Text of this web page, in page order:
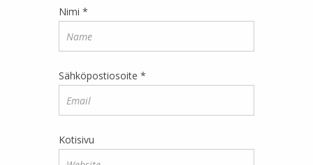
Nimi *
Sähköpostiosoite *
Kotisivu